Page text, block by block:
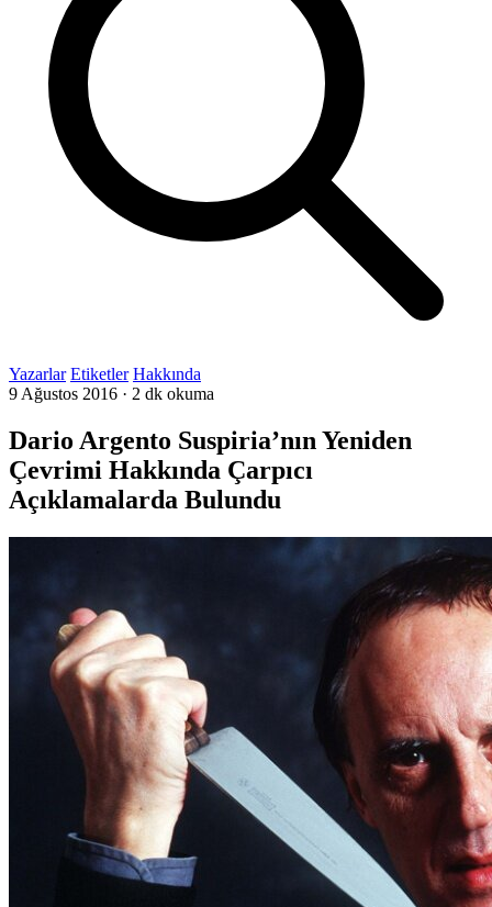
Yazarlar Etiketler Hakkında
9 Ağustos 2016 · 2 dk okuma
Dario Argento Suspiria’nın Yeniden
Çevrimi Hakkında Çarpıcı
Açıklamalarda Bulundu